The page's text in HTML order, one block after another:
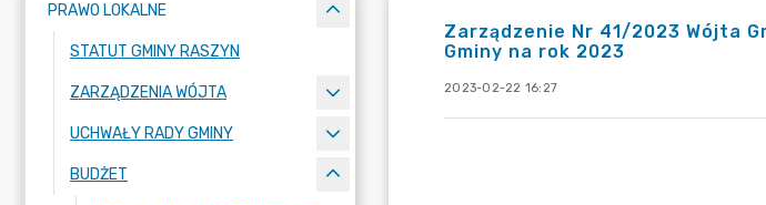
PRAWO LOKALNE
STATUT GMINY RASZYN
ZARZĄDZENIA WÓJTA
UCHWAŁY RADY GMINY
BUDŻET
Zarządzenie Nr 41/2023 Wójta
Gminy na rok 2023
2023-02-22 16:27